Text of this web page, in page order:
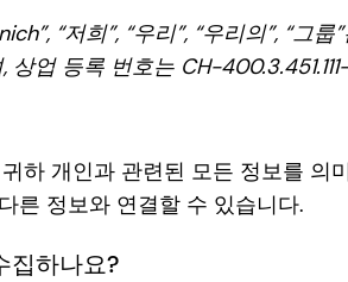
“저희”, “우리”, “우리의”, “
업 등록 번호는 CH-
하 개인과 관련된 모든 정보를
른 정보와 연결할 수 있습니다.
집하나요?